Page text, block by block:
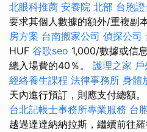
北眼科推薦 安養院 北部 台胞
要求其個人數據的額外/重複副
房方案 台南搬家公司 偵探公司
HUF 谷歌seo 1,000/數據或信
總入場費的40％。 護理之家
經絡養生課程 法律事務所 身體
天內進行預訂，則應支付總額。
台北記帳士事務所專業服務 台
越過達達納納拉斯，繼續前往